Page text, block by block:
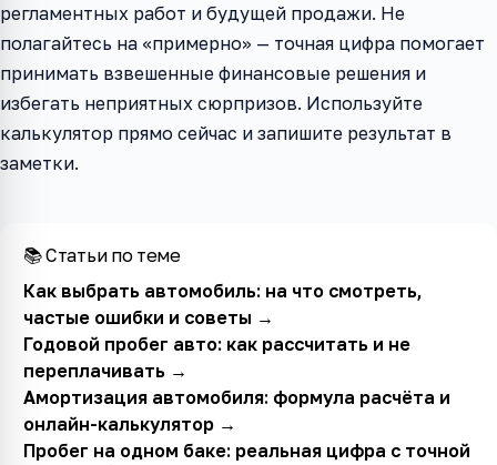
регламентных работ и будущей продажи. Не
полагайтесь на «примерно» — точная цифра помогает
принимать взвешенные финансовые решения и
избегать неприятных сюрпризов. Используйте
калькулятор прямо сейчас и запишите результат в
заметки.
📚 Статьи по теме
Как выбрать автомобиль: на что смотреть,
частые ошибки и советы →
Годовой пробег авто: как рассчитать и не
переплачивать →
Амортизация автомобиля: формула расчёта и
онлайн-калькулятор→
Пробег на одном баке: реальная цифра с точной